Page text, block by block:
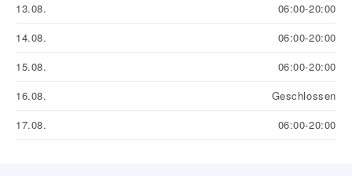
13.08.
06:00-20:00
14.08.
06:00-20:00
15.08.
06:00-20:00
16.08.
Geschlossen
17.08.
06:00-20:00